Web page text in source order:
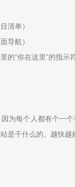
清单）
导航）
的“你在这里”的指示符
为每个人都有个一
是干什么的。越快